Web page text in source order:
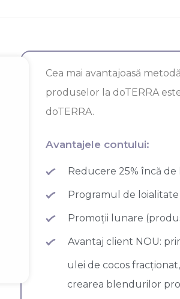
Cea mai avantajoasă
produselor la doTERRA
doTERRA.
Avantajele contului:
Reducere 25% încă
Programul de
Promoții lunare
Avantaj client NOU:
ulei de cocos
crearea blendurilor